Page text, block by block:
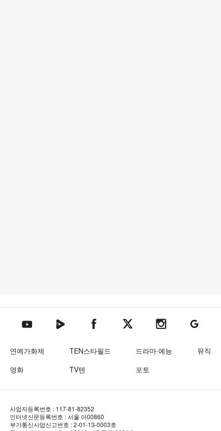
텐아시아 유튜브텐아시아 네이버TV텐아시아 페이스북텐아시아 엑스텐아시아 인스타그램
텐아시아
연예가화제 TEN스타필드 드라마·예능
뮤직
영화
TV텐 포토
사업자등록번호 : 117-81-82352
인터넷신문등록번호 : 서울 아00860
부가통신사업신고번호 : 2-01-13-0003호